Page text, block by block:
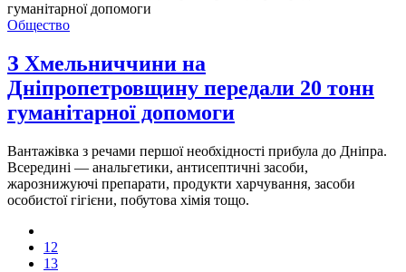
Общество
З Хмельниччини на
Дніпропетровщину передали 20 тонн
гуманітарної допомоги
Вантажівка з речами першої необхідності прибула до Дніпра.
Всередині — анальгетики, антисептичні засоби,
жарознижуючі препарати, продукти харчування, засоби
особистої гігієни, побутова хімія тощо.
12
13